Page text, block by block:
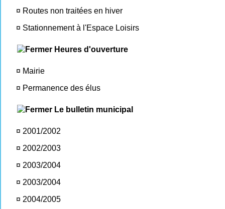
¤ Routes non traitées en hiver
¤ Stationnement à l'Espace Loisirs
Heures d'ouverture
¤ Mairie
¤ Permanence des élus
Le bulletin municipal
¤ 2001/2002
¤ 2002/2003
¤ 2003/2004
¤ 2003/2004
¤ 2004/2005